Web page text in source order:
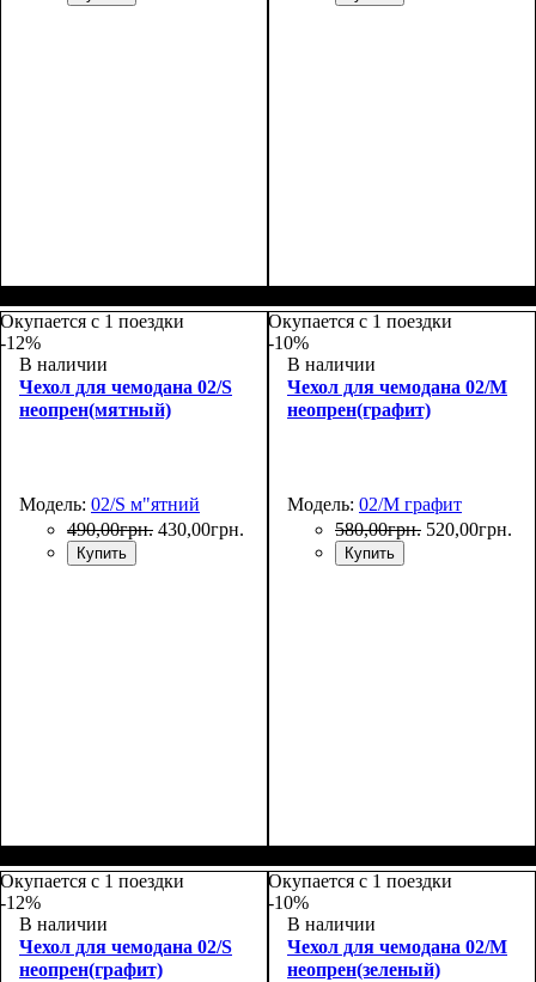
Окупается с 1 поездки
-12%
В наличии
Чехол для чемодана 02/S
неопрен(мятный)
Модель: 02/S м"ятний
490,00грн. 430,00грн.
Купить
Окупается с 1 поездки
-10%
В наличии
Чехол для чемодана 02/M
неопрен(графит)
Модель: 02/M графит
580,00грн. 520,00грн.
Купить
Окупается с 1 поездки
-12%
В наличии
Чехол для чемодана 02/S
неопрен(графит)
Окупается с 1 поездки
-10%
В наличии
Чехол для чемодана 02/M
неопрен(зеленый)